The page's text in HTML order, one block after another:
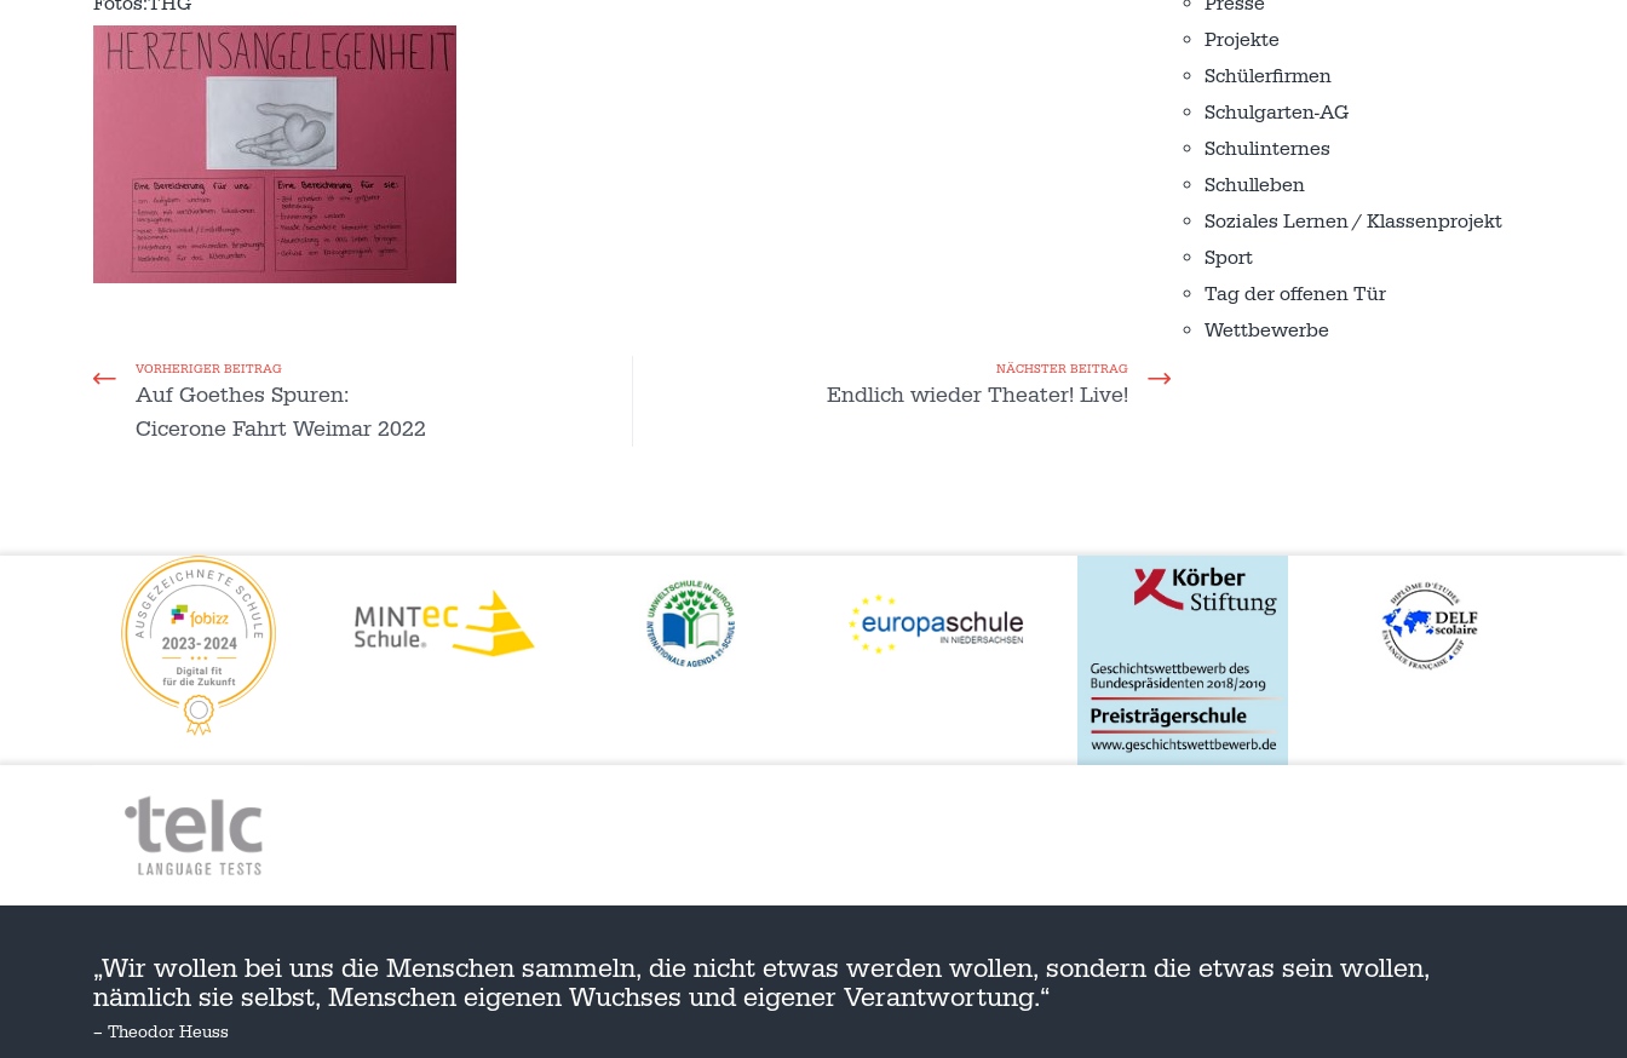
VORHERIGER BEITRAG
Auf Goethes Spuren:
Cicerone Fahrt Weimar 2022
NÄCHSTER BEITRAG
Endlich wieder Theater! Live!
Projekte
Schülerfirmen
Schulgarten-AG
Schulinternes
Schulleben
Soziales Lernen / Klassenprojekt
Sport
Tag der offenen Tür
Wettbewerbe
„Wir wollen bei uns die Menschen sammeln, die nicht etwas werden wollen, sondern die etwas sein wollen,
nämlich sie selbst, Menschen eigenen Wuchses und eigener Verantwortung.“
– Theodor Heuss